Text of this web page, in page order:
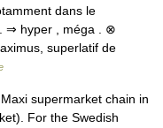
dans le
⇒ hyper , méga . ⊗
superlatif de
supermarket chain in
For the Swedish